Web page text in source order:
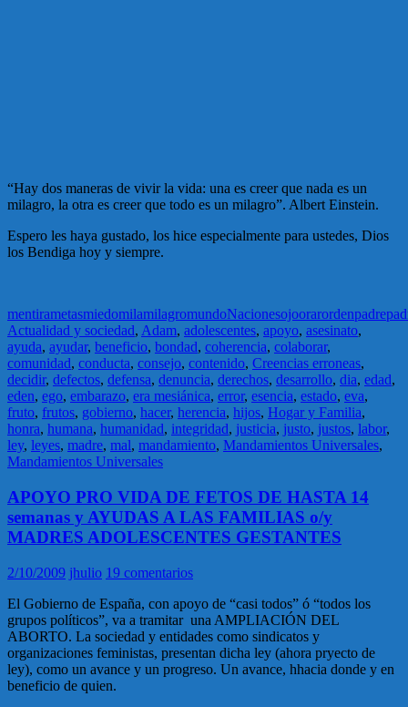
“Hay dos maneras de vivir la vida: una es creer que nada es un
milagro, la otra es creer que todo es un milagro”. Albert Einstein.
Espero les haya gustado, los hice especialmente para ustedes, Dios
los Bendiga hoy y siempre.
mentirametasmiedomilamilagromundoNacionesojoorarordenpadre
Actualidad y sociedad, Adam, adolescentes, apoyo, asesinato,
ayuda, ayudar, beneficio, bondad, coherencia, colaborar,
comunidad, conducta, consejo, contenido, Creencias erroneas,
decidir, defectos, defensa, denuncia, derechos, desarrollo, dia, edad,
eden, ego, embarazo, era mesiánica, error, esencia, estado, eva,
fruto, frutos, gobierno, hacer, herencia, hijos, Hogar y Familia,
honra, humana, humanidad, integridad, justicia, justo, justos, labor,
ley, leyes, madre, mal, mandamiento, Mandamientos Universales,
Mandamientos Universales
APOYO PRO VIDA DE FETOS DE HASTA 14
semanas y AYUDAS A LAS FAMILIAS o/y
MADRES ADOLESCENTES GESTANTES
2/10/2009 jhulio 19 comentarios
El Gobierno de España, con apoyo de “casi todos” ó “todos los
grupos políticos”, va a tramitar una AMPLIACIÓN DEL
ABORTO. La sociedad y entidades como sindicatos y
organizaciones feministas, presentan dicha ley (ahora pryecto de
ley), como un avance y un progreso. Un avance, hhacia donde y en
beneficio de quien.